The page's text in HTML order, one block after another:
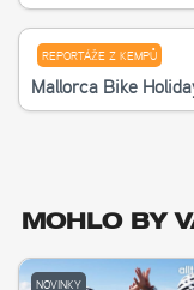
REPORTÁŽE Z KEMPŮ
Mallorca Bike
MOHLO BY
NOVINKY